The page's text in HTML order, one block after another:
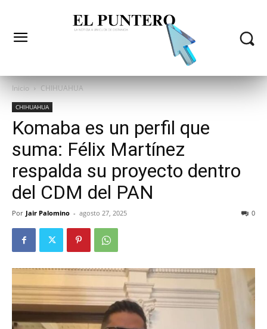
Inicio CHIHUAHUA
CHIHUAHUA
Komaba es un perfil que
suma: Félix Martínez
respalda su proyecto dentro
del CDM del PAN
Por Jair Palomino - agosto 27, 2025 0